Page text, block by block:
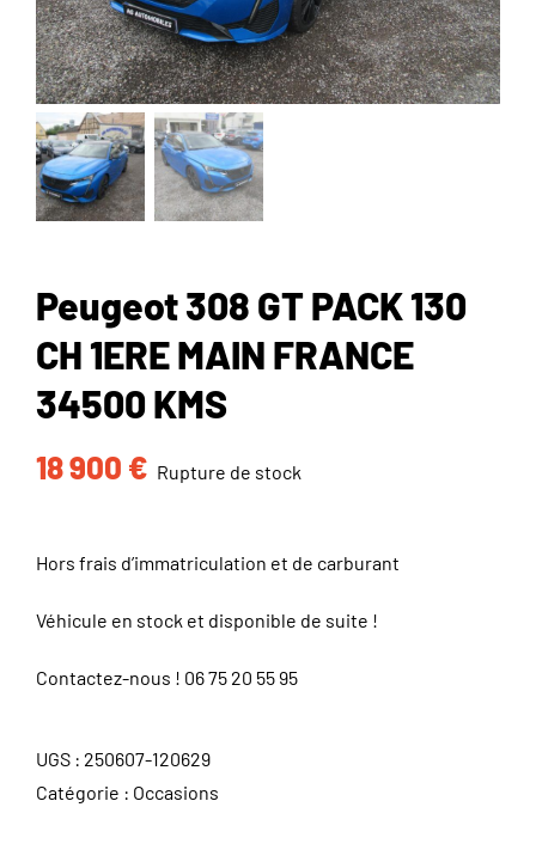
Peugeot 308 GT PACK 130
CH 1ERE MAIN FRANCE
34500 KMS
18 900 € Rupture de stock
Hors frais d’immatriculation et de carburant
Véhicule en stock et disponible de suite !
Contactez-nous ! 06 75 20 55 95
UGS : 250607-120629
Catégorie : Occasions